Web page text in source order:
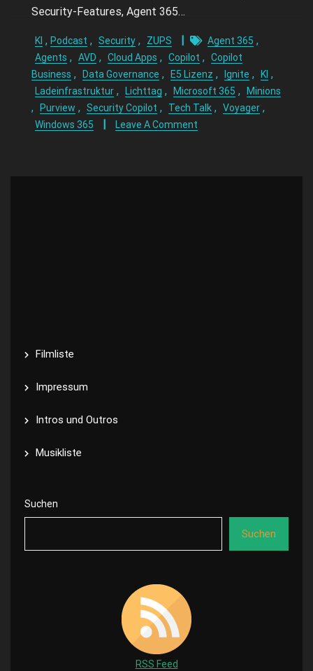
Security-Features, Agent 365…
KI , Podcast , Security , ZUPS Agent 365 ,
Agents , AVD , Cloud Apps , Copilot , Copilot
Business , Data Governance , E5 Lizenz , Ignite , KI ,
Ladeinfrastruktur , Lichttag , Microsoft 365 , Minions
, Purview , Security Copilot , Tech Talk , Voyager ,
Windows 365 Leave A Comment
Filmliste
Impressum
Intros und Outros
Musikliste
Suchen
Suchen
RSS Feed